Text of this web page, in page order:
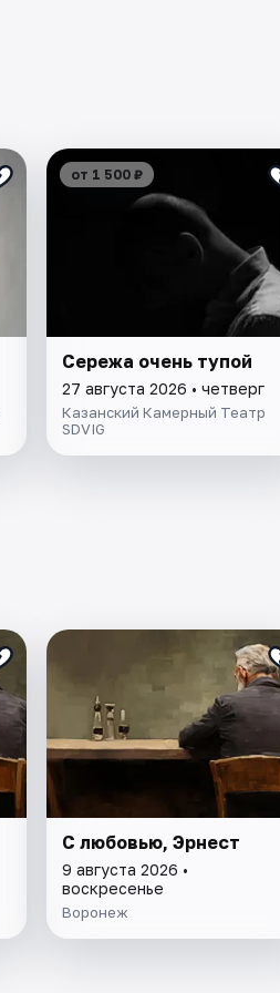
от 1 500 ₽
Сережа очень тупой
27 августа 2026 • четверг
Казанский Камерный Театр
SDVIG
С любовью, Эрнест
9 августа 2026 •
воскресенье
Воронеж